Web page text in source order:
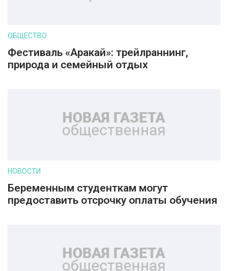
ОБЩЕСТВО
Фестиваль «Аракай»: трейлраннинг,
природа и семейный отдых
НОВОСТИ
Беременным студенткам могут
предоставить отсрочку оплаты обучения